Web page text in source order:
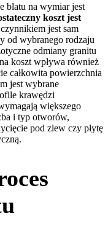
blatu na wymiar jest
koszt jest
jest sam
od wybranego rodzaju
odmiany granitu
koszt wpływa również
całkowita powierzchnia
jest wybrane
krawędzi
większego
i typ otworów,
pod zlew czy płytę